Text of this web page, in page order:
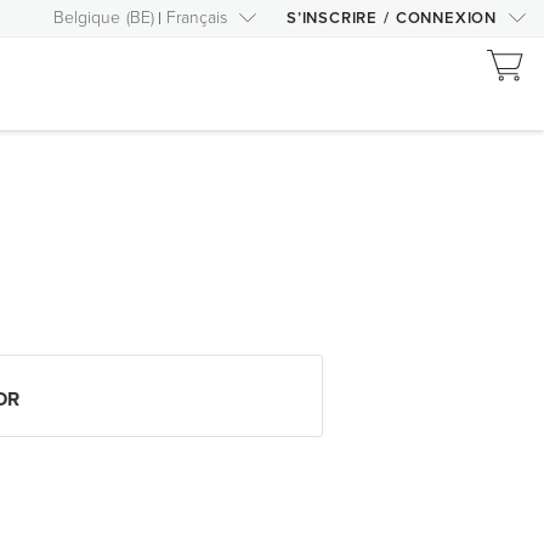
Belgique (BE) Français S’INSCRIRE / CONNEXION